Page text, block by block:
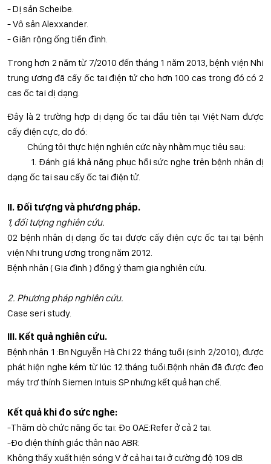
- Dị sản Scheibe.
- Vô sản Alexxander.
- Giãn rộng ống tiền đình.
Trong hơn 2 năm từ 7/2010 đến tháng 1 năm 2013, bệnh viện Nhi
trung ương đã cấy ốc tai điện tử cho hơn 100 cas trong đó có 2
cas ốc tai dị dạng.
Đây là 2 trường hợp dị dạng ốc tai đầu tiên tại Việt Nam được
cấy điện cực, do đó:
Chúng tôi thực hiện nghiên cức này nhằm mục tiêu sau:
1. Đánh giá khả năng phục hồi sức nghe trên bệnh nhân dị
dạng ốc tai sau cấy ốc tai điện tử.
II. Đối tượng và phương pháp.
1, đối tượng nghiên cứu.
02 bệnh nhân dị dạng ốc tai được cấy điện cực ốc tai tại bệnh
viện Nhi trung ương trong năm 2012.
Bệnh nhân ( Gia đình ) đồng ý tham gia nghiên cứu.
2. Phương pháp nghiên cứu.
Case seri study.
III. Kết quả nghiên cứu.
Bệnh nhân 1 :Bn Nguyễn Hà Chi 22 tháng tuổi (sinh 2/2010), được
phát hiện nghe kém từ lúc 12.tháng tuổi.Bệnh nhân đã được đeo
máy trợ thính Siemen Intuis SP nhưng kết quả hạn chế.
Kết quả khi đo sức nghe:
-Thăm dò chức năng ốc tai: Đo OAE:Refer ở cả 2 tai.
-Đo điện thính giác thân não ABR:
Không thấy xuất hiện sóng V ở cả hai tai ở cường độ 109 dB.